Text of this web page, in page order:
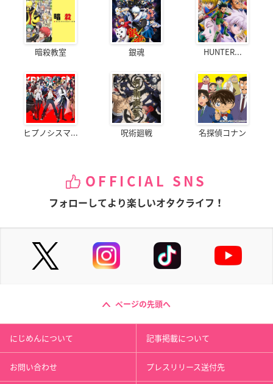
暗殺教室 銀魂 HUNTER...
ヒプノシスマ... 呪術廻戦 名探偵コナン
OFFICIAL SNS
フォローしてより楽しいオタクライフ！
ページの先頭へ
にじめんについて 記事掲載について
お問い合わせ プレスリリース送付先